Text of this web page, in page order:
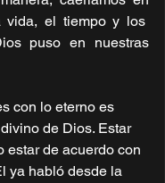
vida, el tiempo y los
puso en nuestras
con lo eterno es
de Dios. Estar
estar de acuerdo con
ya habló desde la